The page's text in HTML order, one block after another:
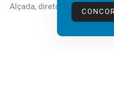
Alçada, diretor executivo da...